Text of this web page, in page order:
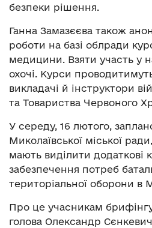
безпеки рішення.
Ганна Замазєєва також
роботи на базі облради
медицини. Взяти участь у
охочі. Курси
викладачі й інструктори
та Товариства Червоного
У середу, 16 лютого,
Миколаївської міської
мають виділити додаткові
забезпечення потреб
територіальної оборони в
Про це учасникам
голова Олександр